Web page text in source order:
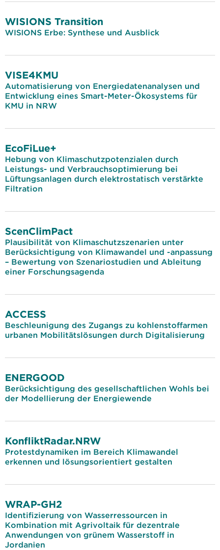
WISIONS Transition
WISIONS Erbe: Synthese und Ausblick
VISE4KMU
Automatisierung von Energiedatenanalysen und
Entwicklung eines Smart-Meter-Ökosystems für
KMU in NRW
EcoFiLue+
Hebung von Klimaschutzpotenzialen durch
Leistungs- und Verbrauchsoptimierung bei
Lüftungsanlagen durch elektrostatisch verstärkte
Filtration
ScenClimPact
Plausibilität von Klimaschutzszenarien unter
Berücksichtigung von Klimawandel und -anpassung
– Bewertung von Szenariostudien und Ableitung
einer Forschungsagenda
ACCESS
Beschleunigung des Zugangs zu kohlenstoffarmen
urbanen Mobilitätslösungen durch Digitalisierung
ENERGOOD
Berücksichtigung des gesellschaftlichen Wohls bei
der Modellierung der Energiewende
KonfliktRadar.NRW
Protestdynamiken im Bereich Klimawandel
erkennen und lösungsorientiert gestalten
WRAP-GH2
Identifizierung von Wasserressourcen in
Kombination mit Agrivoltaik für dezentrale
Anwendungen von grünem Wasserstoff in
Jordanien